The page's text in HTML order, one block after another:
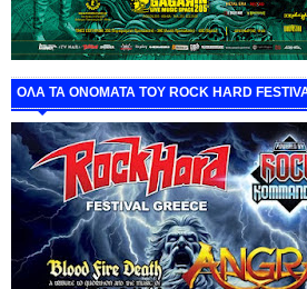
ΟΛΑ ΤΑ ΟΝΟΜΑΤΑ ΤΟΥ ROCK HARD